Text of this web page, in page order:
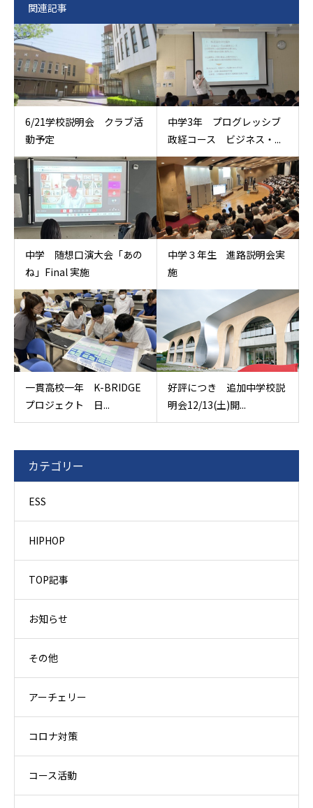
関連記事
6/21学校説明会 クラブ活
動予定
中学3年 プログレッシブ
政経コース ビジネス・...
中学 随想口演大会「あの
ね」Final 実施
中学３年生 進路説明会実
施
一貫高校一年 K-BRIDGE
プロジェクト 日...
好評につき 追加中学校説
明会12/13(土)開...
カテゴリー
ESS
HIPHOP
TOP記事
お知らせ
その他
アーチェリー
コロナ対策
コース活動